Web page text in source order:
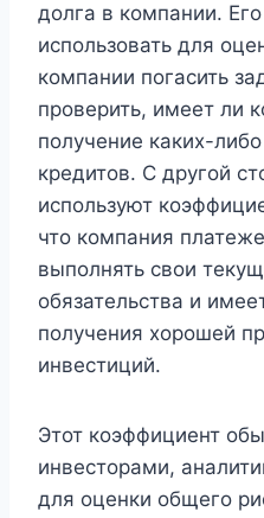
долга в компании.
использовать для
компании погасить
проверить, имеет ли
получение каких-
кредитов. С другой
используют
что компания
выполнять свои
обязательства и
получения хорошей
инвестиций.
Этот коэффициент
инвесторами,
для оценки общего